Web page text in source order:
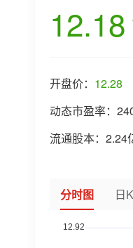
12.18
开盘价： 12.28
动态市盈率：
流通股本： 2.24
分时图 日K